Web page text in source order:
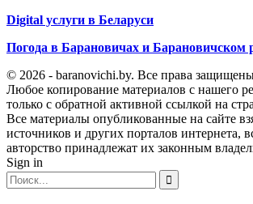
Digital услуги в Беларуси
Погода в Барановичах и Барановичском
© 2026 - baranovichi.by. Все права
Любое копирование материалов с нашего
только с обратной активной ссылкой на
Все материалы опубликованные на сайте
источников и других порталов интернета,
авторство принадлежат их законным
Sign in